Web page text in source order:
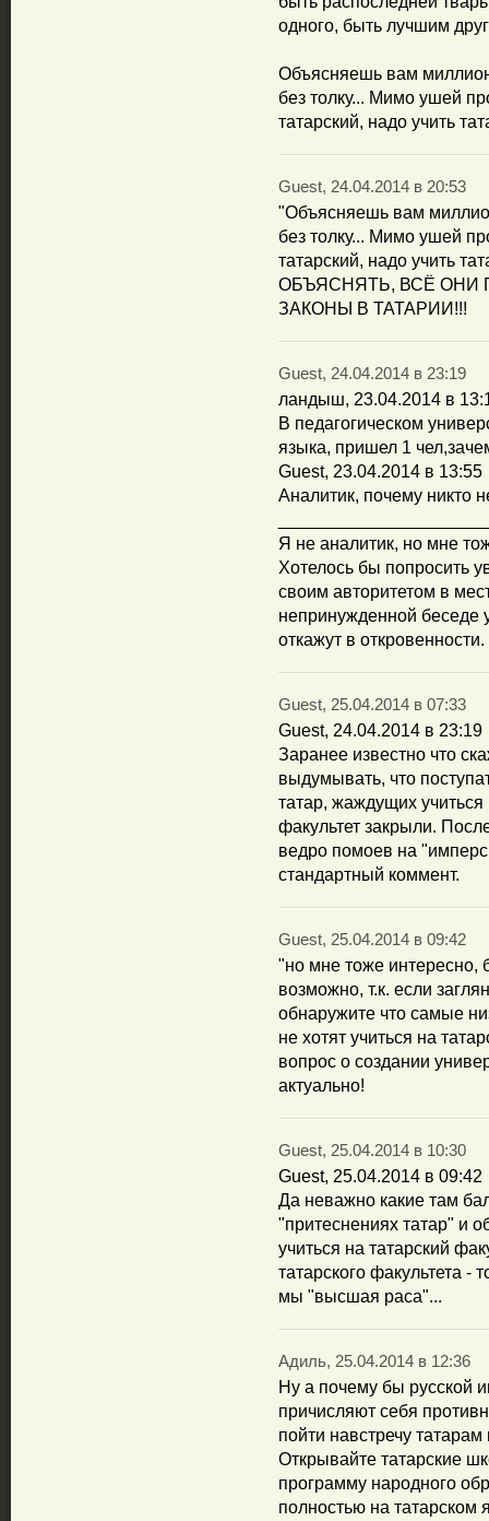
одного, быть лучшим
Объясняешь вам
без толку... Мимо ушей
татарский, надо учить
Guest, 24.04.2014 в 20:53
"Объясняешь вам
без толку... Мимо ушей
татарский, надо учить
ОБЪЯСНЯТЬ, ВСЁ ОНИ
ЗАКОНЫ В ТАТАРИИ!!!
Guest, 24.04.2014 в 23:19
ландыш, 23.04.2014 в
В педагогическом
языка, пришел 1
Guest, 23.04.2014 в 13:55
Аналитик, почему никто
Я не аналитик, но мне
Хотелось бы попросить
своим авторитетом в
непринужденной беседе
откажут в откровенности.
Guest, 25.04.2014 в 07:33
Guest, 24.04.2014 в 23:19
Заранее известно что
выдумывать, что
татар, жаждущих
факультет закрыли.
ведро помоев на
стандартный коммент.
Guest, 25.04.2014 в 09:42
"но мне тоже интересно,
возможно, т.к. если
обнаружите что самые
не хотят учиться на
вопрос о создании
актуально!
Guest, 25.04.2014 в 10:30
Guest, 25.04.2014 в 09:42
Да неважно какие там
"притеснениях татар" и
учиться на татарский
татарского факультета -
мы "высшая раса"...
Адиль, 25.04.2014 в 12:36
Ну а почему бы русской
причисляют себя
пойти навстречу
Открывайте татарские
программу народного
полностью на татарском